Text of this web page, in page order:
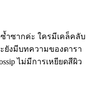
ำซากค่ะ ใครมีเคล็คลับ
ยังมีบทความของดารา
ไม่มีการเหยียดสีผิว